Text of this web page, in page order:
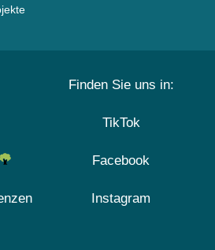
Finden Sie uns in:
TikTok
Facebook
Instagram